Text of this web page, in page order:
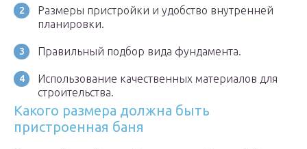
Размеры пристройки и удобство внутренней
планировки.
Правильный подбор вида фундамента.
Использование качественных материалов для
строительства.
Какого размера должна быть
пристроенная баня